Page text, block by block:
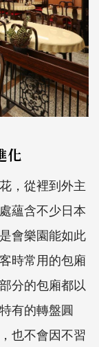
化
，從裡到外主
蘊含不少日本
會樂園能如此
時常用的包廂
分的包廂都以
有的轉盤圓
也不會因不習